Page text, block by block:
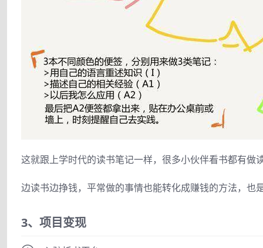
这就跟上学时代的读书笔记一样，很多小伙伴看书都有
边读书边挣钱，平常做的事情也能转化成赚钱的方法，也
3、项目变现